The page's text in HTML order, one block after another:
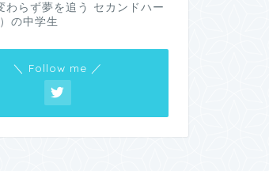
わらず夢を追う セカンドハー
の中学生
＼ Follow me ／